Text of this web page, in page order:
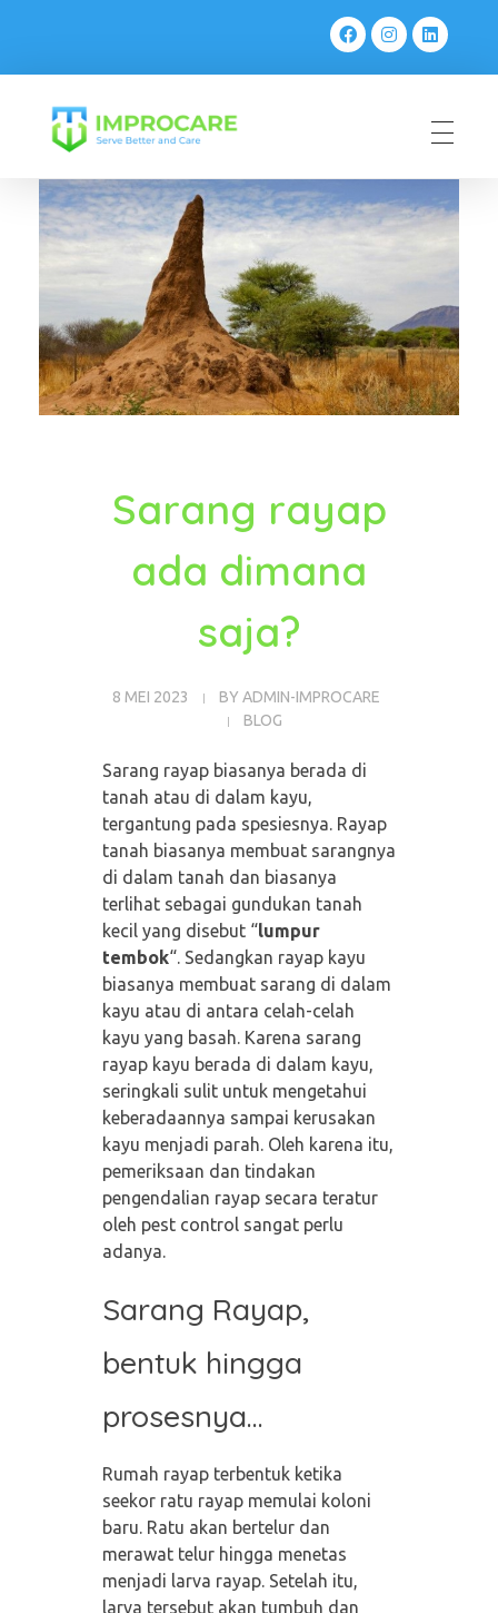
Sarang rayap
ada dimana
saja?
8 MEI 2023 BY ADMIN-IMPROCARE
BLOG
Sarang rayap biasanya berada di
tanah atau di dalam kayu,
tergantung pada spesiesnya. Rayap
tanah biasanya membuat sarangnya
di dalam tanah dan biasanya
terlihat sebagai gundukan tanah
kecil yang disebut “lumpur
tembok“. Sedangkan rayap kayu
biasanya membuat sarang di dalam
kayu atau di antara celah-celah
kayu yang basah. Karena sarang
rayap kayu berada di dalam kayu,
seringkali sulit untuk mengetahui
keberadaannya sampai kerusakan
kayu menjadi parah. Oleh karena itu,
pemeriksaan dan tindakan
pengendalian rayap secara teratur
oleh pest control sangat perlu
adanya.
Sarang Rayap,
bentuk hingga
prosesnya…
Rumah rayap terbentuk ketika
seekor ratu rayap memulai koloni
baru. Ratu akan bertelur dan
merawat telur hingga menetas
menjadi larva rayap. Setelah itu,
larva tersebut akan tumbuh dan